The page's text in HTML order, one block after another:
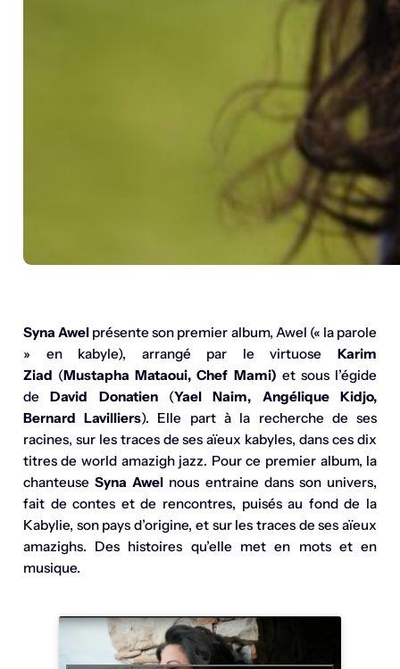
Syna Awel présente son premier album, Awel (« la parole
» en kabyle), arrangé par le virtuoseKarim
Ziad (Mustapha Mataoui, Chef Mami) et sous l’égide
deDavid Donatien (Yael Naim, Angélique Kidjo,
Bernard Lavilliers). Elle part à la recherche de ses
racines, sur les traces de ses aïeux kabyles, dans ces dix
titres de world amazigh jazz. Pour ce premier album, la
chanteuseSyna Awel nous entraine dans son univers,
fait de contes et de rencontres, puisés au fond de la
Kabylie, son pays d’origine, et sur les traces de ses aïeux
amazighs. Des histoires qu’elle met en mots et en
musique.